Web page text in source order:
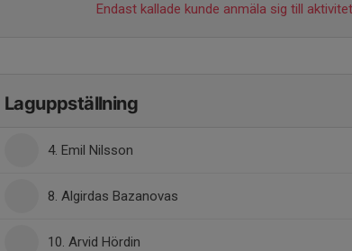
Endast kallade kunde anmäla sig till
Laguppställning
4. Emil Nilsson
8. Algirdas Bazanovas
10. Arvid Hördin